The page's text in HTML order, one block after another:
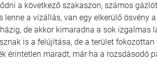
a következő szakaszon, számos
lenne a vízállás, van egy elkerülő ösvény
de akkor kimaradna a sok izgalmas
is a felújítása, de a terület
érintetlen maradt, már ha a rozsdásodó